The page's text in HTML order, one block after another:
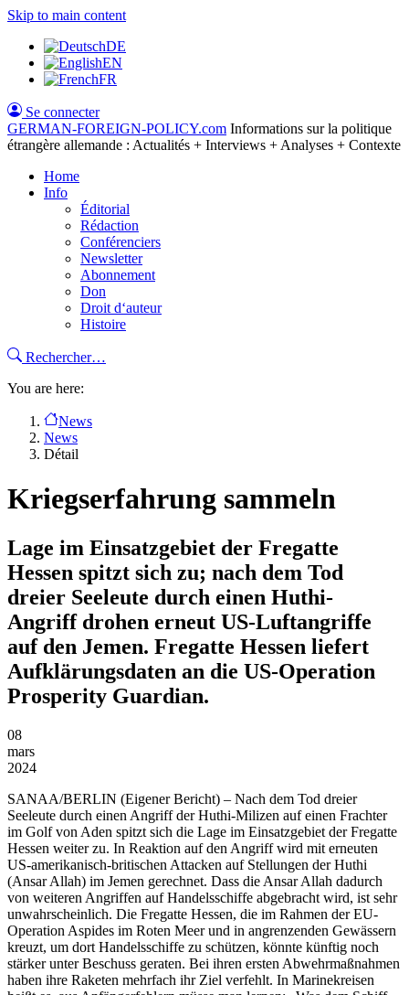
Skip to main content
DE
EN
FR
Se connecter
GERMAN-FOREIGN-POLICY.com Informations sur la politique
étrangère allemande : Actualités + Interviews + Analyses + Contexte
Home
Info
Éditorial
Rédaction
Conférenciers
Newsletter
Abonnement
Don
Droit d‘auteur
Histoire
Rechercher…
You are here:
News
News
Détail
Kriegserfahrung sammeln
Lage im Einsatzgebiet der Fregatte
Hessen spitzt sich zu; nach dem Tod
dreier Seeleute durch einen Huthi-
Angriff drohen erneut US-Luftangriffe
auf den Jemen. Fregatte Hessen liefert
Aufklärungsdaten an die US-Operation
Prosperity Guardian.
08
mars
2024
SANAA/BERLIN (Eigener Bericht) – Nach dem Tod dreier
Seeleute durch einen Angriff der Huthi-Milizen auf einen Frachter
im Golf von Aden spitzt sich die Lage im Einsatzgebiet der Fregatte
Hessen weiter zu. In Reaktion auf den Angriff wird mit erneuten
US-amerikanisch-britischen Attacken auf Stellungen der Huthi
(Ansar Allah) im Jemen gerechnet. Dass die Ansar Allah dadurch
von weiteren Angriffen auf Handelsschiffe abgebracht wird, ist sehr
unwahrscheinlich. Die Fregatte Hessen, die im Rahmen der EU-
Operation Aspides im Roten Meer und in angrenzenden Gewässern
kreuzt, um dort Handelsschiffe zu schützen, könnte künftig noch
stärker unter Beschuss geraten. Bei ihren ersten Abwehrmaßnahmen
haben ihre Raketen mehrfach ihr Ziel verfehlt. In Marinekreisen